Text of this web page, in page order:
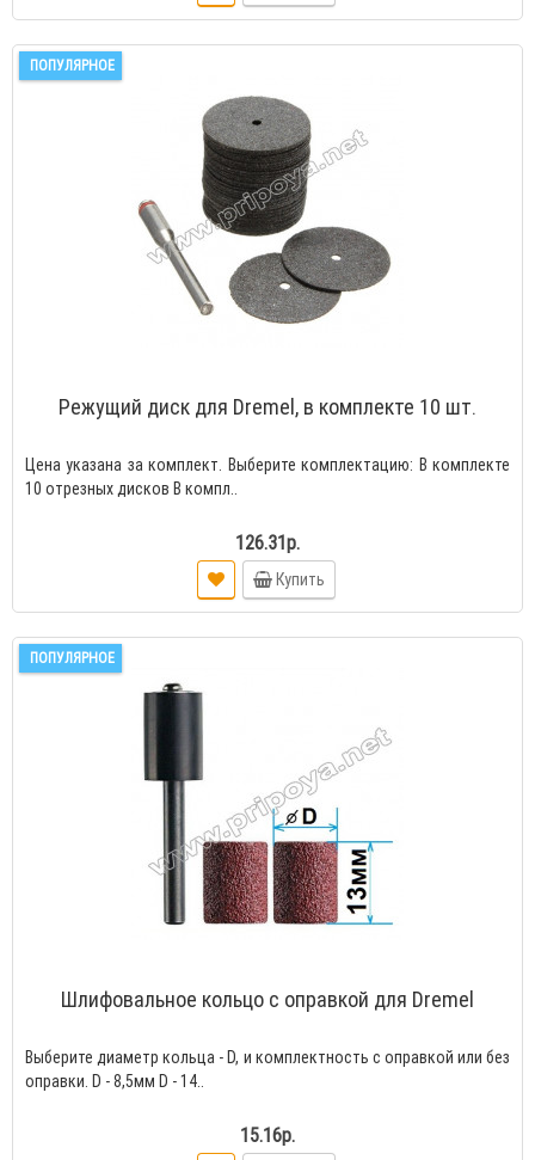
ПОПУЛЯРНОЕ
Режущий диск для Dremel, в комплекте 10 шт.
Цена указана за комплект. Выберите комплектацию: В комплекте
10 отрезных дисков В компл..
126.31р.
Купить
ПОПУЛЯРНОЕ
Шлифовальное кольцо с оправкой для Dremel
Выберите диаметр кольца - D, и комплектность с оправкой или без
оправки. D - 8,5мм D - 14..
15.16р.